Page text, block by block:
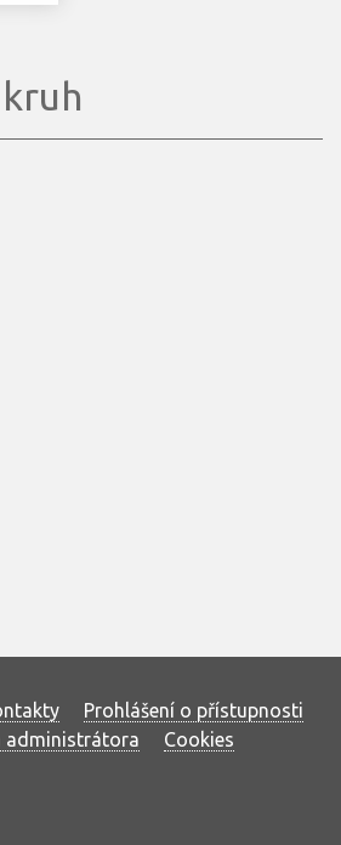
Prohlášení o přístupnosti
administrátora
Cookies